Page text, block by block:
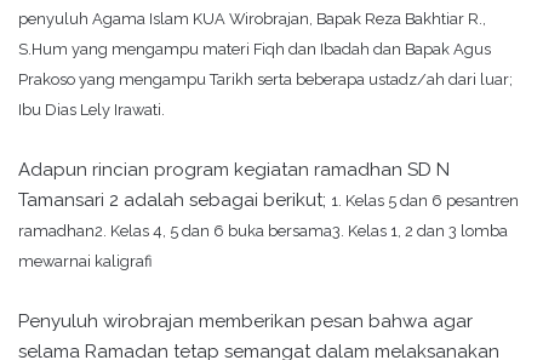
penyuluh Agama Islam KUA Wirobrajan, Bapak Reza Bakhtiar R.,
S.Hum yang mengampu materi Fiqh dan Ibadah dan Bapak Agus
Prakoso yang mengampu Tarikh serta beberapa ustadz/ah dari luar;
Ibu Dias Lely Irawati.
Adapun rincian program kegiatan ramadhan SD N
Tamansari 2 adalah sebagai berikut; 1. Kelas 5 dan 6 pesantren
ramadhan2. Kelas 4, 5 dan 6 buka bersama3. Kelas 1, 2 dan 3 lomba
mewarnai kaligrafi
Penyuluh wirobrajan memberikan pesan bahwa agar
selama Ramadan tetap semangat dalam melaksanakan